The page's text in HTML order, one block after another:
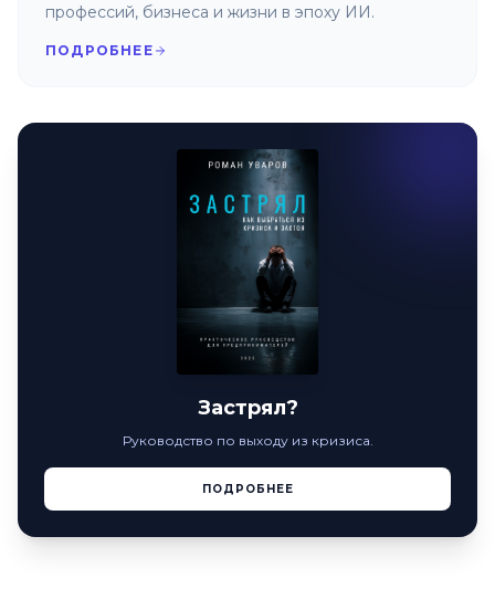
профессий, бизнеса и жизни в эпоху ИИ.
ПОДРОБНЕЕ
Застрял?
Руководство по выходу из кризиса.
ПОДРОБНЕЕ